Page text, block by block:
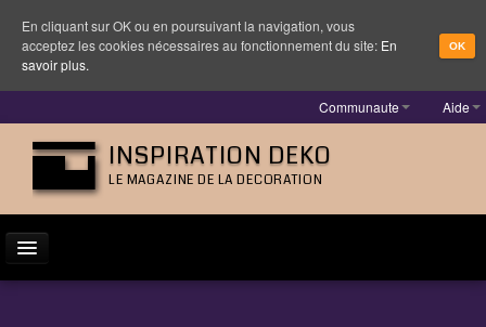
Communaute Aide
INSPIRATION DEKO
LE MAGAZINE DE LA DECORATION
En cliquant sur OK ou en poursuivant la navigation, vous
acceptez les cookies nécessaires au fonctionnement du site: En
savoir plus.
OK